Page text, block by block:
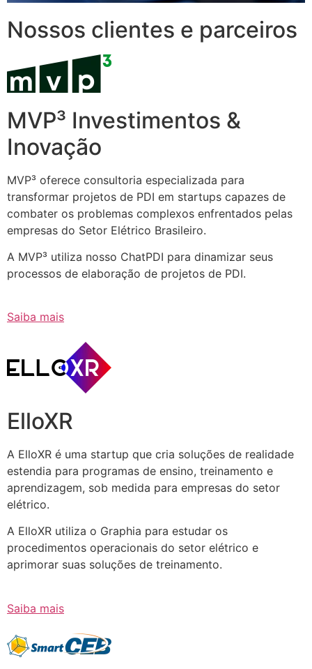
Nossos clientes e parceiros
MVP³ Investimentos &
Inovação
MVP³ oferece consultoria especializada para
transformar projetos de PDI em startups capazes de
combater os problemas complexos enfrentados pelas
empresas do Setor Elétrico Brasileiro.
A MVP³ utiliza nosso ChatPDI para dinamizar seus
processos de elaboração de projetos de PDI.
Saiba mais
ElloXR
A ElloXR é uma startup que cria soluções de realidade
estendia para programas de ensino, treinamento e
aprendizagem, sob medida para empresas do setor
elétrico.
A ElloXR utiliza o Graphia para estudar os
procedimentos operacionais do setor elétrico e
aprimorar suas soluções de treinamento.
Saiba mais